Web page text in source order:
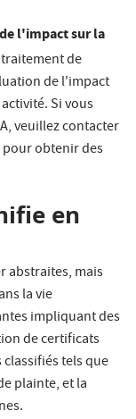
l'impact sur la
traitement de
de l'impact
Si vous
veuillez contacter
pour obtenir des
en
abstraites, mais
la vie
impliquant des
de certificats
tels que
plainte, et la